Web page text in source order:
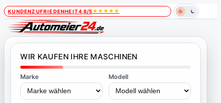
KUNDENZUFRIEDENHEIT4,8/5★★★★★
WIR KAUFEN IHRE MASCHINEN
Marke Modell